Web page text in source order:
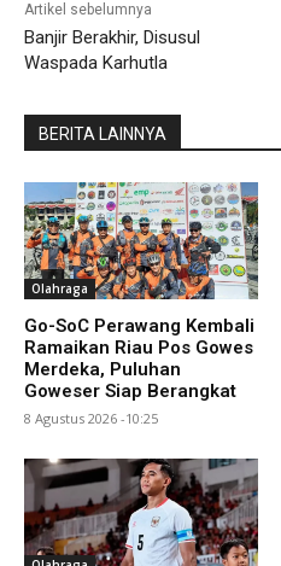
Artikel sebelumnya
Banjir Berakhir, Disusul
Waspada Karhutla
BERITA LAINNYA
Olahraga
Go-SoC Perawang Kembali
Ramaikan Riau Pos Gowes
Merdeka, Puluhan
Goweser Siap Berangkat
8 Agustus 2026 -10:25